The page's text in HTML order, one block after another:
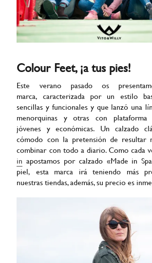
Colour Feet, ¡a tus pies!
Este verano pasado os
marca, caracterizada por un estilo
sencillas y funcionales y que lanzó una
menorquinas y otras con plataforma
jóvenes y económicas. Un calzado
cómodo con la pretensión de resultar
combinar con todo a diario. Como cada
in apostamos por calzado «Made in
piel, esta marca irá teniendo más
nuestras tiendas, además, su precio es